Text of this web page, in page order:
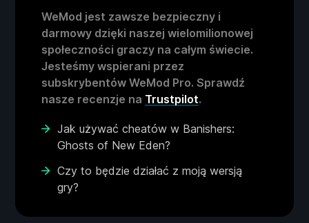
WeMod jest zawsze bezpieczny i
darmowy dzięki naszej wielomilionowej
społeczności graczy na całym świecie.
Jesteśmy wspierani przez
subskrybentów WeMod Pro. Sprawdź
nasze recenzje na Trustpilot.
Jak używać cheatów w Banishers:
Ghosts of New Eden?
Czy to będzie działać z moją wersją
gry?